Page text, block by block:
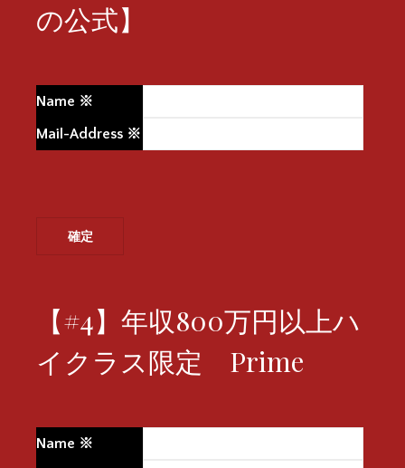
の公式】
Name ※
Mail-Address ※
【#4】年収800万円以上ハ
イクラス限定 Prime
Name ※